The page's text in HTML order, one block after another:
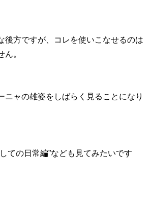
後方ですが、コレを使いこなせるのは
ん。
ニャの雄姿をしばらく見ることになり
ての日常編”なども見てみたいです